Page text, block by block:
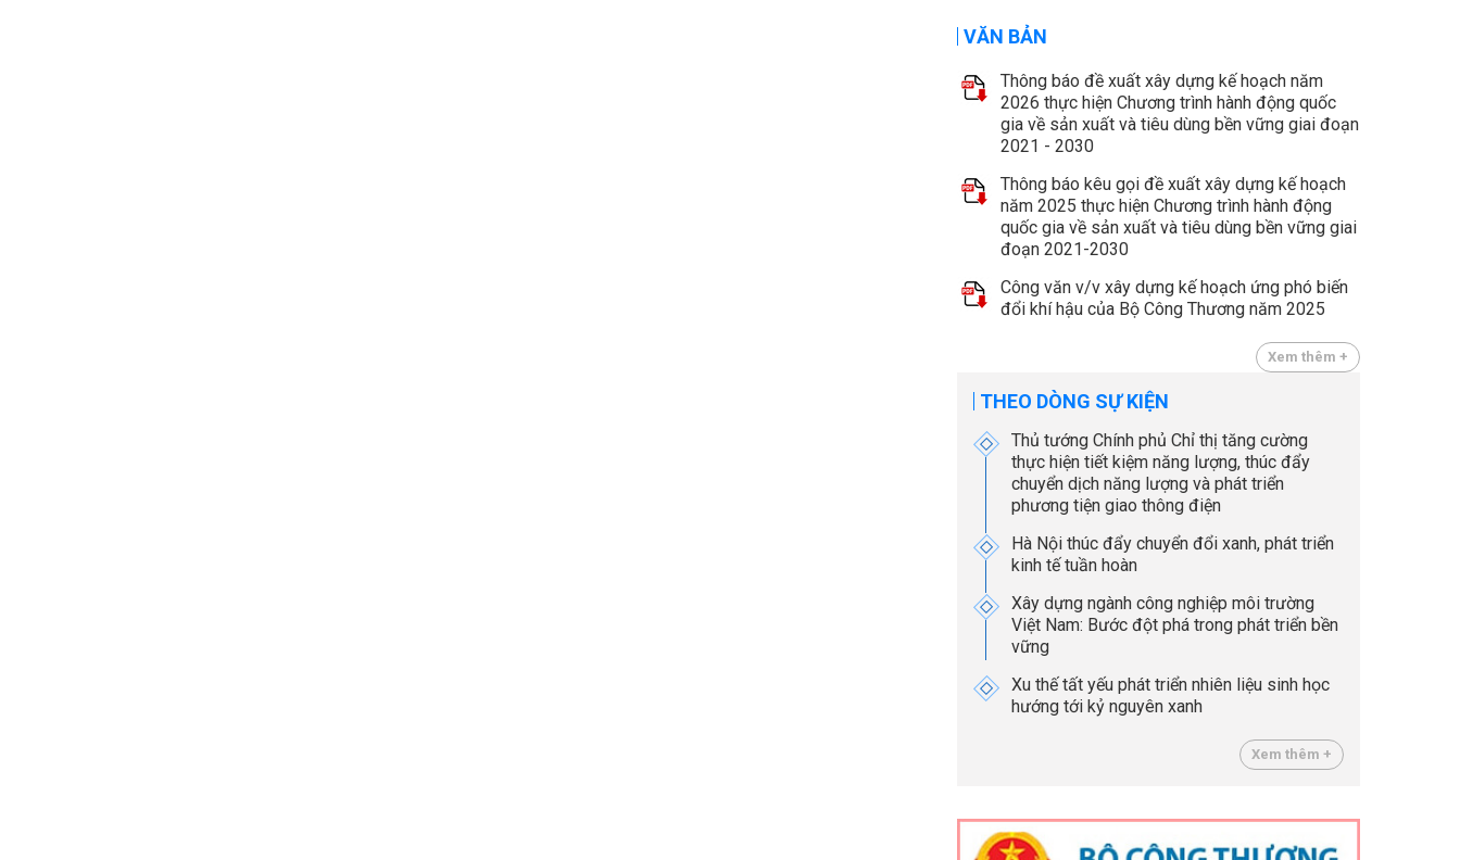
VĂN BẢN
Thông báo đề xuất xây dựng kế hoạch năm
2026 thực hiện Chương trình hành động quốc
gia về sản xuất và tiêu dùng bền vững giai đoạn
2021 - 2030
Thông báo kêu gọi đề xuất xây dựng kế hoạch
năm 2025 thực hiện Chương trình hành động
quốc gia về sản xuất và tiêu dùng bền vững giai
đoạn 2021-2030
Công văn v/v xây dựng kế hoạch ứng phó biến
đổi khí hậu của Bộ Công Thương năm 2025
Xem thêm +
THEO DÒNG SỰ KIỆN
Thủ tướng Chính phủ Chỉ thị tăng cường
thực hiện tiết kiệm năng lượng, thúc đẩy
chuyển dịch năng lượng và phát triển
phương tiện giao thông điện
Hà Nội thúc đẩy chuyển đổi xanh, phát triển
kinh tế tuần hoàn
Xây dựng ngành công nghiệp môi trường
Việt Nam: Bước đột phá trong phát triển bền
vững
Xu thế tất yếu phát triển nhiên liệu sinh học
hướng tới kỷ nguyên xanh
Xem thêm +